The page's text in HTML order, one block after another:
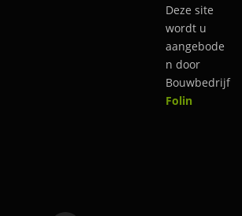
Deze site
wordt u
aangebode
n door
Bouwbedrijf
Folin